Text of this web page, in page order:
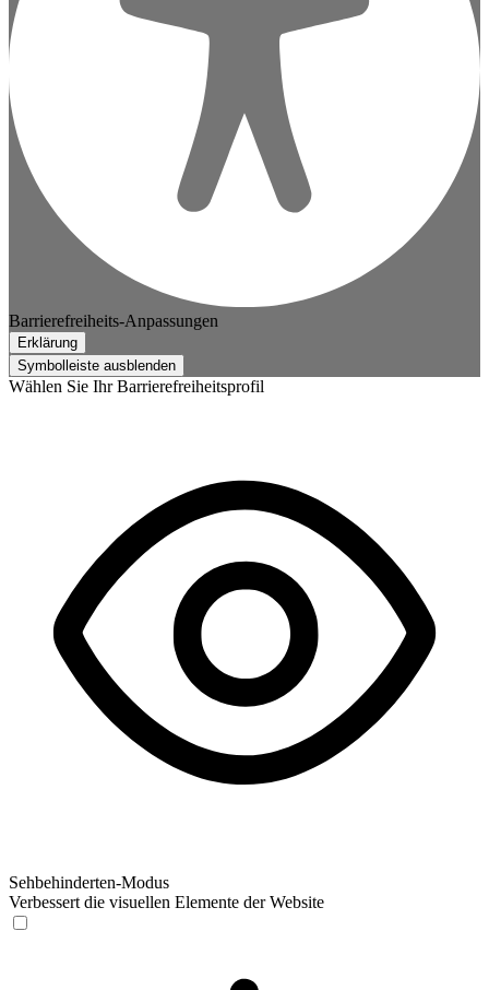
Barrierefreiheits-Anpassungen
Erklärung
Symbolleiste ausblenden
Wählen Sie Ihr Barrierefreiheitsprofil
Sehbehinderten-Modus
Verbessert die visuellen Elemente der Website